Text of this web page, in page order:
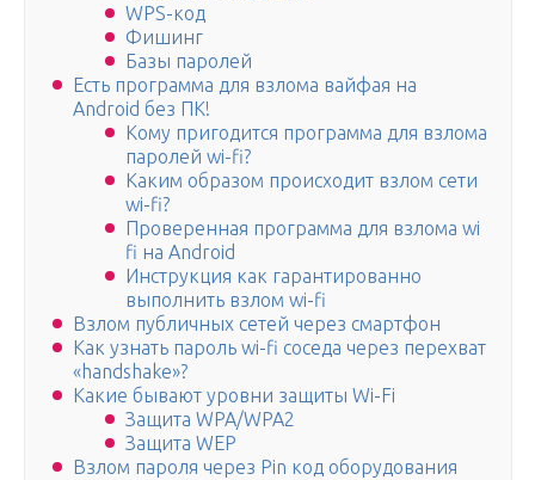
WPS-код
Фишинг
Базы паролей
Есть программа для взлома вайфая на
Android без ПК!
Кому пригодится программа для взлома
паролей wi-fi?
Каким образом происходит взлом сети
wi-fi?
Проверенная программа для взлома wi
fi на Android
Инструкция как гарантированно
выполнить взлом wi-fi
Взлом публичных сетей через смартфон
Как узнать пароль wi-fi соседа через перехват
«handshake»?
Какие бывают уровни защиты Wi-Fi
Защита WPA/WPA2
Защита WEP
Взлом пароля через Pin код оборудования